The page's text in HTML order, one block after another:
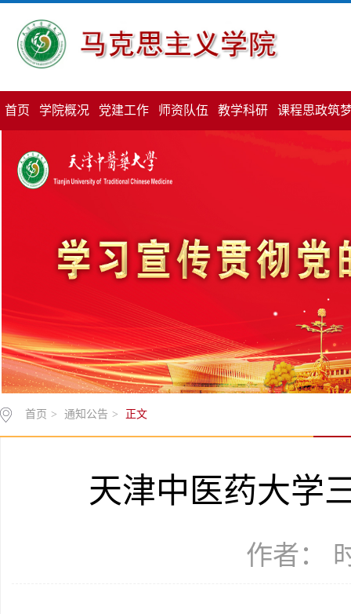
首页 学院概况 党建工作 师资队伍 教学科研 课程思政筑
首页 > 通知公告 > 正文
天津中医药大学
作者：